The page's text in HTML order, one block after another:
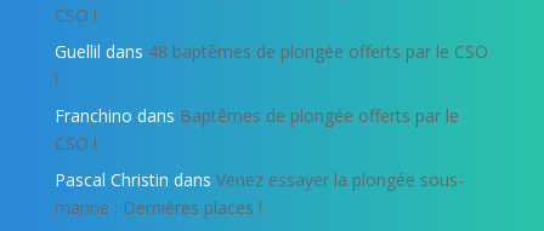
CSO !
Guellil dans 48 baptêmes de plongée offerts par le CSO
!
Franchino dans Baptêmes de plongée offerts par le
CSO !
Pascal Christin dans Venez essayer la plongée sous-
marine : Dernières places !